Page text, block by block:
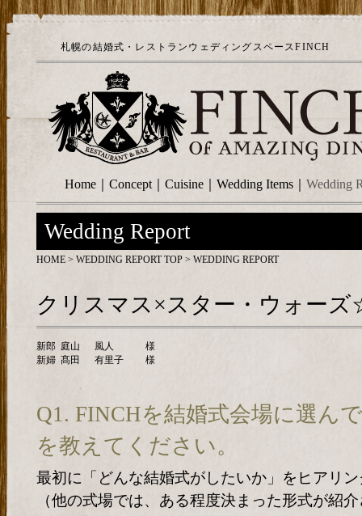
札幌の結婚式・レストランウェディングスペースFINCH
Home Concept Cuisine Wedding Items Wedding
Wedding Report
HOME > WEDDING REPORT TOP > WEDDING REPORT
クリスマス×スター・ウォー
新郎 庭山 風人
様
新婦 髙田 有里子 様
Q1. FINCHを結婚式会場に選ん
を教えてください。
最初に「どんな結婚式がしたいか」をヒアリ
（他の式場では、ある程度決まった形式が紹